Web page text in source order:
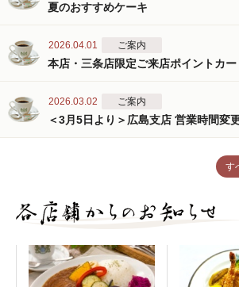
す
夏のおすすめケーキ
2026.04.01 ご案内
本店・三条店限定ご来店ポイントカー
2026.03.02 ご案内
＜3月5日より＞広島支店 営業時間変